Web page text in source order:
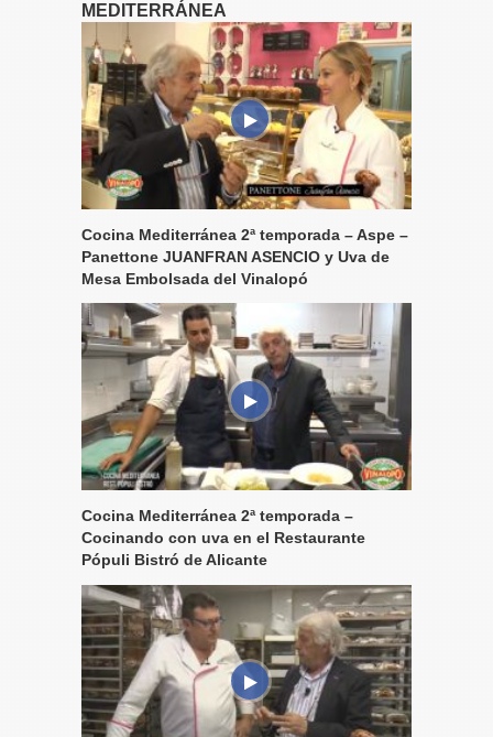
MEDITERRÁNEA
Cocina Mediterránea 2ª temporada – Aspe –
Panettone JUANFRAN ASENCIO y Uva de
Mesa Embolsada del Vinalopó
Cocina Mediterránea 2ª temporada –
Cocinando con uva en el Restaurante
Pópuli Bistró de Alicante